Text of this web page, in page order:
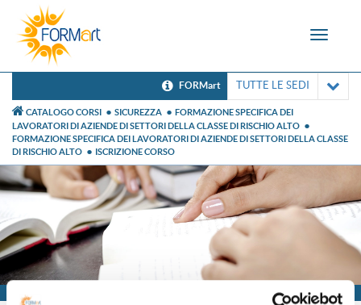
Toggle
FORMart TUTTE LE SEDI
CATALOGO CORSI SICUREZZA
FORMAZIONE SPECIFICA DEI
LAVORATORI DI AZIENDE DI SETTORI DELLA CLASSE DI RISCHIO ALTO
FORMAZIONE SPECIFICA DEI LAVORATORI DI AZIENDE DI SETTORI DELLA CLASSE
DI RISCHIO ALTO
ISCRIZIONE CORSO